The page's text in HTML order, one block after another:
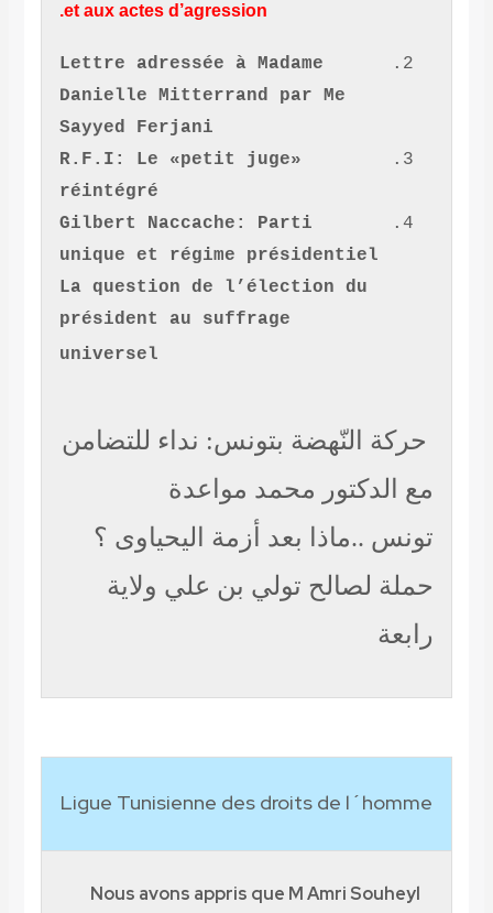
et aux actes d’agression.
Lettre adressée à Madame
Danielle Mitterrand par Me
Sayyed Ferjani
R.F.I: Le «petit juge»
Gilbert Naccache: Parti
unique et régime présidentiel
La question de l’élection du
président au suffrage
النّهضة بتونس: نداء للتضامن
محمد مواعدة
بعد أزمة اليحياوى ؟
لصالح تولي بن علي ولاية
Ligue Tunisienne des droits de
Nous avons appris que M Amri